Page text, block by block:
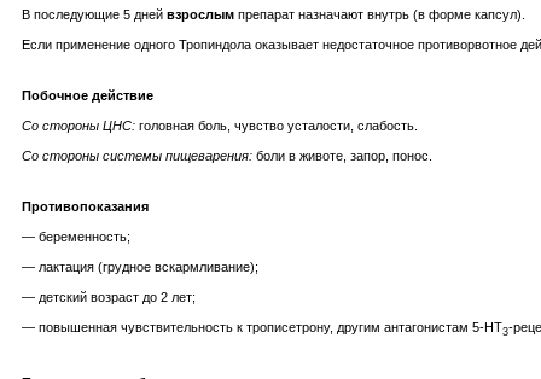
В последующие 5 дней взрослым препарат назначают внутрь (в форме капсул).
Если применение одного Тропиндола оказывает недостаточное противорвотное
Побочное действие
Со стороны ЦНС: головная боль, чувство усталости, слабость.
Со стороны системы пищеварения: боли в животе, запор, понос.
Противопоказания
— беременность;
— лактация (грудное вскармливание);
— детский возраст до 2 лет;
— повышенная чувствительность к трописетрону, другим антагонистам 5-НТ3-